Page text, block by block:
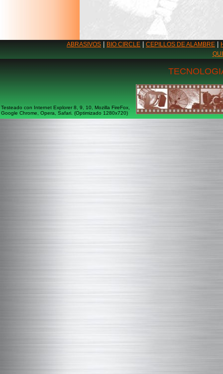
ABRASIVOS BIO CIRCLE CEPILLOS DE ALAMBRE
Testeado con Internet Explorer 8, 9, 10, Mozilla FireFox,
Google Chrome, Opera, Safari. (Optimizado 1280x720)